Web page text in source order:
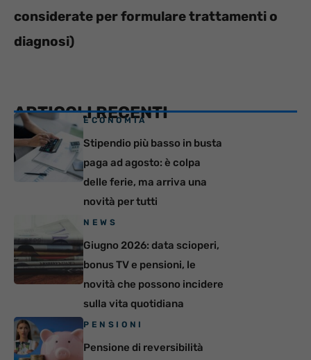
considerate per formulare trattamenti o
diagnosi)
ARTICOLI RECENTI
ECONOMIA
Stipendio più basso in busta
paga ad agosto: è colpa
delle ferie, ma arriva una
novità per tutti
NEWS
Giugno 2026: data scioperi,
bonus TV e pensioni, le
novità che possono incidere
sulla vita quotidiana
PENSIONI
Pensione di reversibilità